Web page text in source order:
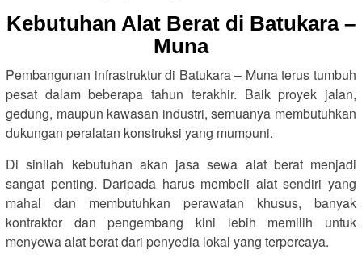
Kebutuhan Alat Berat di Batukara –
Muna
Pembangunan infrastruktur di Batukara – Muna terus tumbuh
pesat dalam beberapa tahun terakhir. Baik proyek jalan,
gedung, maupun kawasan industri, semuanya membutuhkan
dukungan peralatan konstruksi yang mumpuni.
Di sinilah kebutuhan akan jasa sewa alat berat menjadi
sangat penting. Daripada harus membeli alat sendiri yang
mahal dan membutuhkan perawatan khusus, banyak
kontraktor dan pengembang kini lebih memilih untuk
menyewa alat berat dari penyedia lokal yang terpercaya.